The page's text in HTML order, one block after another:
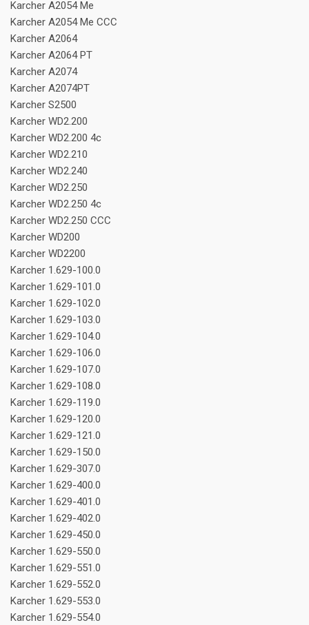
Karcher A2054 Me
Karcher A2054 Me CCC
Karcher A2064
Karcher A2064 PT
Karcher A2074
Karcher A2074PT
Karcher S2500
Karcher WD2.200
Karcher WD2.200 4c
Karcher WD2.210
Karcher WD2.240
Karcher WD2.250
Karcher WD2.250 4c
Karcher WD2.250 CCC
Karcher WD200
Karcher WD2200
Karcher 1.629-100.0
Karcher 1.629-101.0
Karcher 1.629-102.0
Karcher 1.629-103.0
Karcher 1.629-104.0
Karcher 1.629-106.0
Karcher 1.629-107.0
Karcher 1.629-108.0
Karcher 1.629-119.0
Karcher 1.629-120.0
Karcher 1.629-121.0
Karcher 1.629-150.0
Karcher 1.629-307.0
Karcher 1.629-400.0
Karcher 1.629-401.0
Karcher 1.629-402.0
Karcher 1.629-450.0
Karcher 1.629-550.0
Karcher 1.629-551.0
Karcher 1.629-552.0
Karcher 1.629-553.0
Karcher 1.629-554.0